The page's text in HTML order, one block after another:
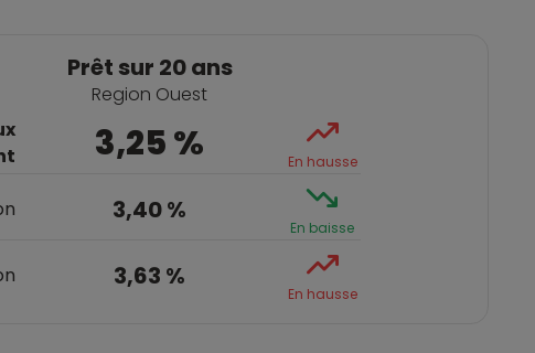
Prêt sur 20 ans
Region Ouest
3,25 % En hausse
3,40 %
En baisse
3,63 %
En hausse